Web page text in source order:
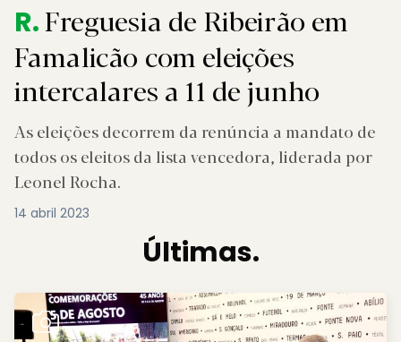
R.Freguesia de Ribeirão em
Famalicão com eleições
intercalares a 11 de junho
As eleições decorrem da renúncia a mandato de
todos os eleitos da lista vencedora, liderada por
Leonel Rocha.
14 abril 2023
Últimas.